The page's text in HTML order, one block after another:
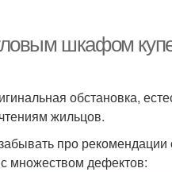
шкафом
обстановка,
жильцов.
про
множеством дефектов: